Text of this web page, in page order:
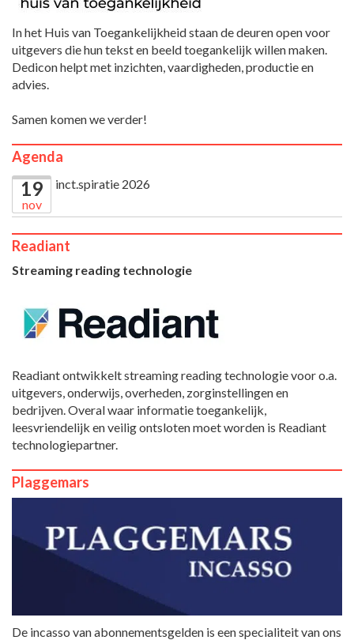
In het Huis van Toegankelijkheid staan de deuren open voor
uitgevers die hun tekst en beeld toegankelijk willen maken.
Dedicon helpt met inzichten, vaardigheden, productie en
advies.
Samen komen we verder!
Agenda
19
nov
inct.spiratie 2026
Readiant
Streaming reading technologie
Readiant ontwikkelt streaming reading technologie voor o.a.
uitgevers, onderwijs, overheden, zorginstellingen en
bedrijven. Overal waar informatie toegankelijk,
leesvriendelijk en veilig ontsloten moet worden is Readiant
technologiepartner.
Plaggemars
De incasso van abonnementsgelden is een specialiteit van ons